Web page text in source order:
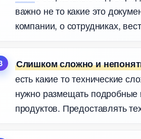
ажно не то какие это
компании, о сотрудниках,
Слишком сложно и
есть какие то технические
нужно размещать подробные
продуктов. Предоставлять